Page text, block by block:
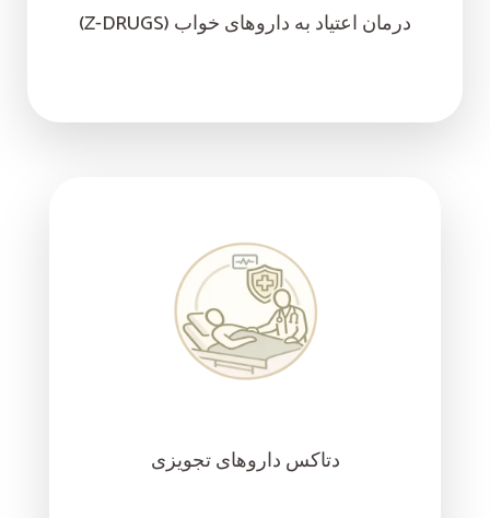
درمان اعتیاد به داروهای خواب (Z-DRUGS)
دتاکس داروهای تجویزی